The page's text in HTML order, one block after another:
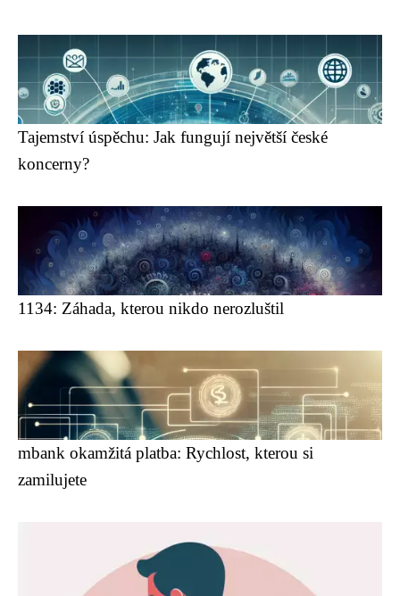
Tajemství úspěchu: Jak fungují největší české
koncerny?
1134: Záhada, kterou nikdo nerozluštil
mbank okamžitá platba: Rychlost, kterou si
zamilujete